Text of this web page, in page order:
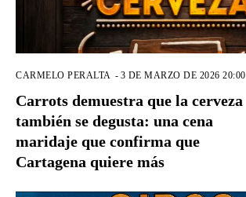
CARMELO PERALTA - 3 DE MARZO DE 2026 20:00
Carrots demuestra que la cerveza
también se degusta: una cena
maridaje que confirma que
Cartagena quiere más